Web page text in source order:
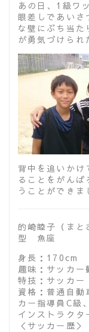
あの日、1級ワ
眼差しであいさ
な壁にぶち当た
が勇気づけられ
背中を追いかけ
ることをがん
うことができま
的崎睦子（ま
型 魚座
身長：170cm
趣味：サッカー
特技：サッカー
資格：普通自動
カー指導員C級
インストラクタ
＜サッカー歴＞